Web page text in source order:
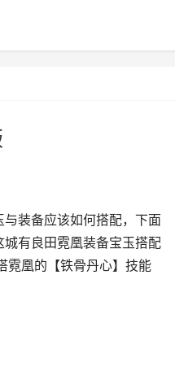
装备应该如何搭配，下面
有良田霓凰装备宝玉搭配
霓凰的【铁骨丹心】技能